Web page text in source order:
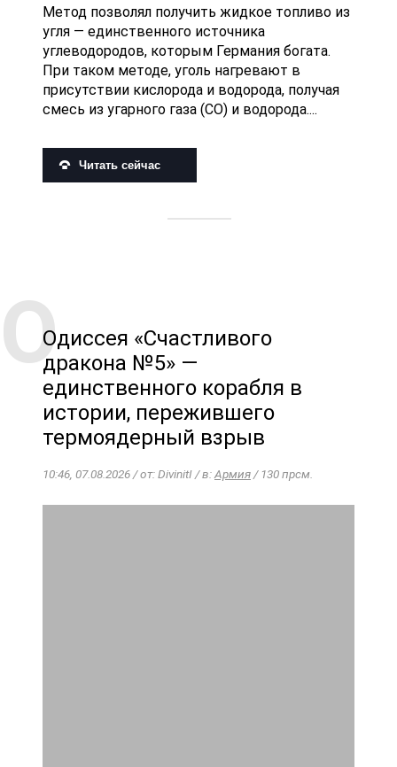
Метод позволял получить жидкое топливо из
угля — единственного источника
углеводородов, которым Германия богата.
При таком методе, уголь нагревают в
присутствии кислорода и водорода, получая
смесь из угарного газа (CO) и водорода....
Читать сейчас
Одиссея «Счастливого
дракона №5» —
единственного корабля в
истории, пережившего
термоядерный взрыв
10:46, 07.08.2026 / от: DivinitI / в:Армия/ 130 прсм.